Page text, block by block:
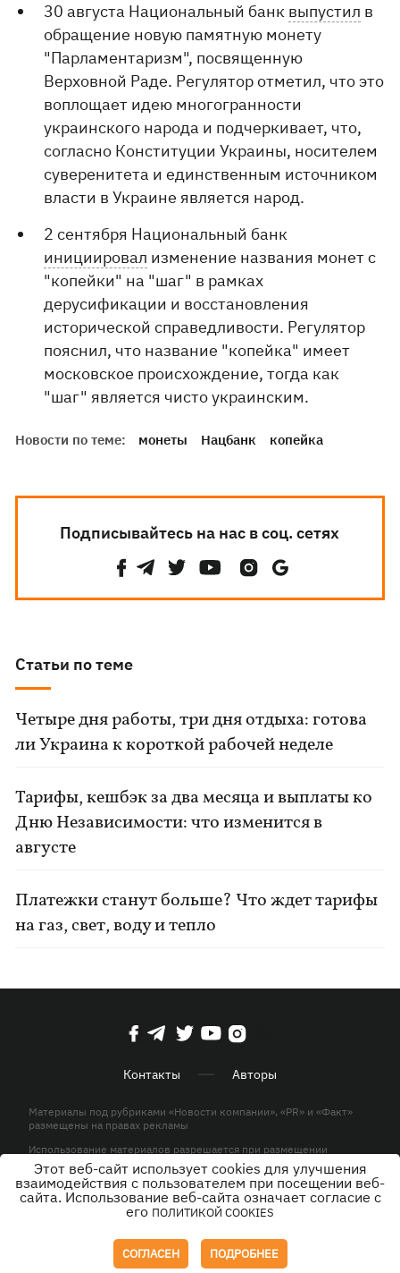
30 августа Национальный банк выпустил в
обращение новую памятную монету
"Парламентаризм", посвященную
Верховной Раде. Регулятор отметил, что это
воплощает идею многогранности
украинского народа и подчеркивает, что,
согласно Конституции Украины, носителем
суверенитета и единственным источником
власти в Украине является народ.
2 сентября Национальный банк
инициировал изменение названия монет с
"копейки" на "шаг" в рамках
дерусификации и восстановления
исторической справедливости. Регулятор
пояснил, что название "копейка" имеет
московское происхождение, тогда как
"шаг" является чисто украинским.
Новости по теме: монеты Нацбанк копейка
Подписывайтесь на нас в соц. сетях
Статьи по теме
Четыре дня работы, три дня отдыха: готова
ли Украина к короткой рабочей неделе
Тарифы, кешбэк за два месяца и выплаты ко
Дню Независимости: что изменится в
августе
Платежки станут больше? Что ждет тарифы
на газ, свет, воду и тепло
Контакты Авторы
Материалы под рубриками «Новости компании», «PR» и «Факт»
размещены на правах рекламы
Использование материалов разрешается при размещении
активной гиперссылки на KP.UA в первом абзаце.
© ООО «ЮЛАВ МЕДИА»,2026. Все права защищены.
Этот веб-сайт использует cookies для улучшения
взаимодействия с пользователем при посещении веб-
сайта. Использование веб-сайта означает согласие с
его ПОЛИТИКОЙ COOKIES
СОГЛАСЕН ПОДРОБНЕЕ